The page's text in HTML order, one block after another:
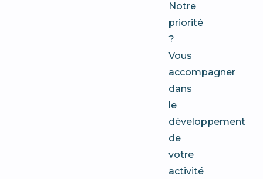
Notre
priorité
?
Vous
accompagner
dans
le
développement
de
votre
activité